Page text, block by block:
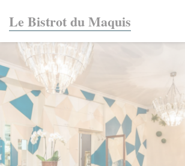
Le Bistrot du Maquis